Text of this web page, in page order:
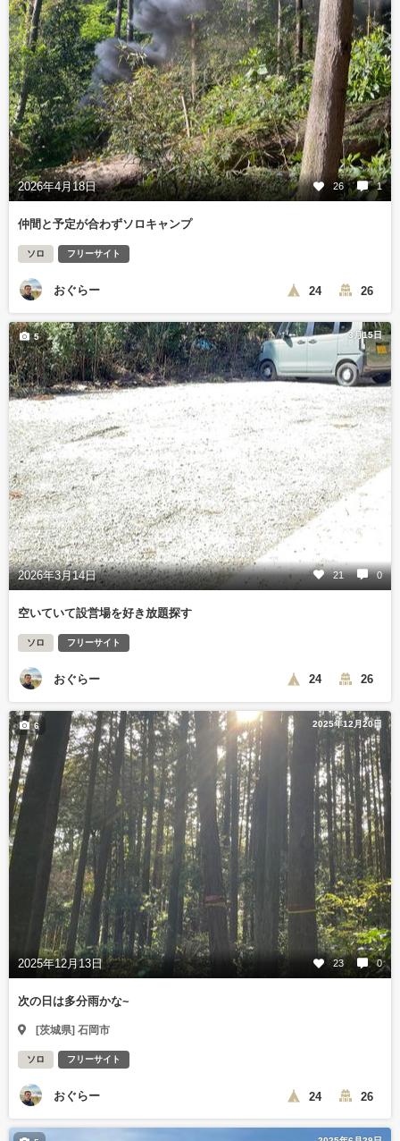
2026年4月18日 26 1
仲間と予定が合わずソロキャンプ
ソロ フリーサイト
おぐらー 24 26
3月15日
2026年3月14日 21 0
5
空いていて設営場を好き放題探す
ソロ フリーサイト
おぐらー 24 26
2025年12月20日
2025年12月13日 23 0
6
次の日は多分雨かな~
[茨城県] 石岡市
ソロ フリーサイト
おぐらー 24 26